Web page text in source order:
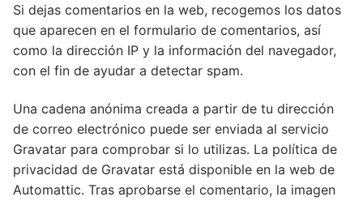
Si dejas comentarios en la web, recogemos los datos
que aparecen en el formulario de comentarios, así
como la dirección IP y la información del navegador,
con el fin de ayudar a detectar spam.
Una cadena anónima creada a partir de tu dirección
de correo electrónico puede ser enviada al servicio
Gravatar para comprobar si lo utilizas. La política de
privacidad de Gravatar está disponible en la web de
Automattic. Tras aprobarse el comentario, la imagen